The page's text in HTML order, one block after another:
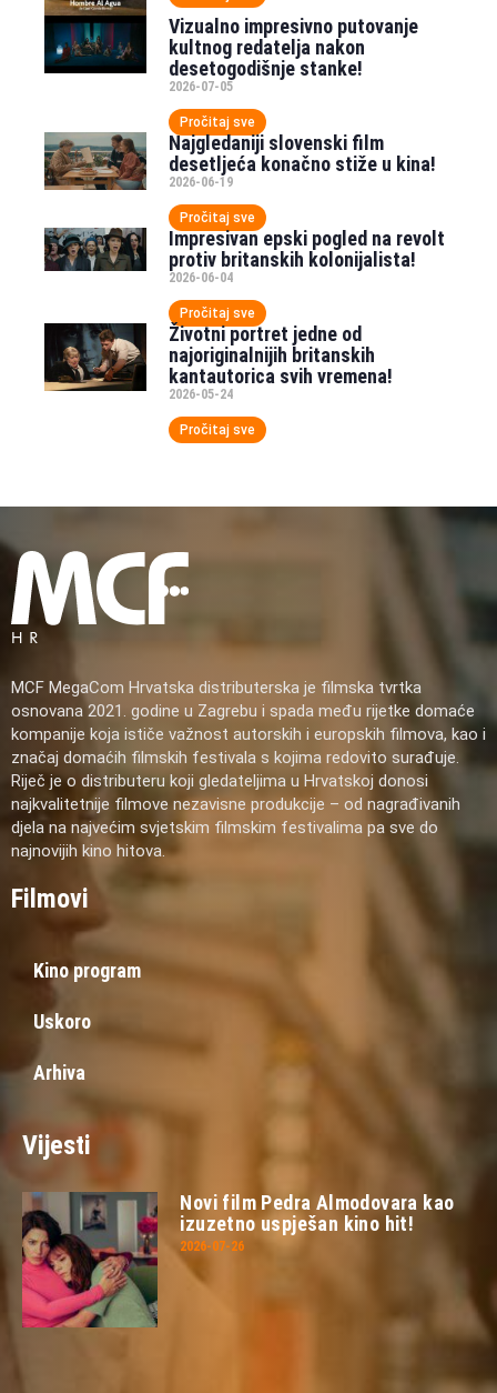
Vizualno impresivno putovanje
kultnog redatelja nakon
desetogodišnje stanke!
2026-07-05
Pročitaj sve
Najgledaniji slovenski film
desetljeća konačno stiže u kina!
2026-06-19
Pročitaj sve
Impresivan epski pogled na revolt
protiv britanskih kolonijalista!
2026-06-04
Pročitaj sve
Životni portret jedne od
najoriginalnijih britanskih
kantautorica svih vremena!
2026-05-24
Pročitaj sve
MCF MegaCom Hrvatska distributerska je filmska tvrtka
osnovana 2021. godine u Zagrebu i spada među rijetke domaće
kompanije koja ističe važnost autorskih i europskih filmova, kao i
značaj domaćih filmskih festivala s kojima redovito surađuje.
Riječ je o distributeru koji gledateljima u Hrvatskoj donosi
najkvalitetnije filmove nezavisne produkcije – od nagrađivanih
djela na najvećim svjetskim filmskim festivalima pa sve do
najnovijih kino hitova.
Filmovi
Kino program
Uskoro
Arhiva
Vijesti
Novi film Pedra Almodovara kao
izuzetno uspješan kino hit!
2026-07-26